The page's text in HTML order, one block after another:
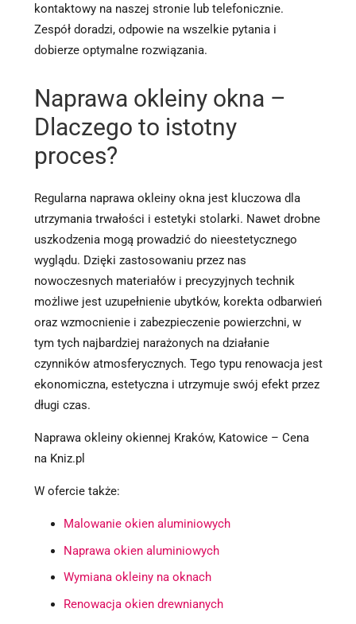
kontaktowy na naszej stronie lub telefonicznie.
Zespół doradzi, odpowie na wszelkie pytania i
dobierze optymalne rozwiązania.
Naprawa okleiny okna –
Dlaczego to istotny
proces?
Regularna naprawa okleiny okna jest kluczowa dla
utrzymania trwałości i estetyki stolarki. Nawet drobne
uszkodzenia mogą prowadzić do nieestetycznego
wyglądu. Dzięki zastosowaniu przez nas
nowoczesnych materiałów i precyzyjnych technik
możliwe jest uzupełnienie ubytków, korekta odbarwień
oraz wzmocnienie i zabezpieczenie powierzchni, w
tym tych najbardziej narażonych na działanie
czynników atmosferycznych. Tego typu renowacja jest
ekonomiczna, estetyczna i utrzymuje swój efekt przez
długi czas.
Naprawa okleiny okiennej Kraków, Katowice – Cena
na Kniz.pl
W ofercie także:
Malowanie okien aluminiowych
Naprawa okien aluminiowych
Wymiana okleiny na oknach
Renowacja okien drewnianych